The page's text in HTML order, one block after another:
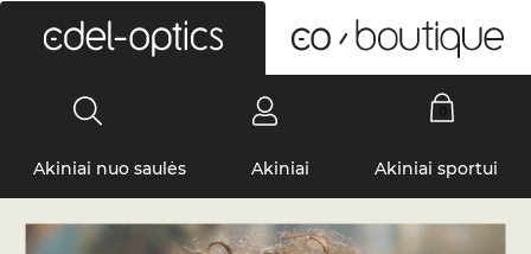
Akiniai nuo saulės Akiniai Akiniai sportui